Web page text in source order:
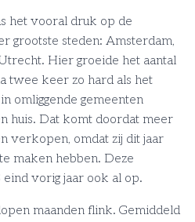
het vooral druk op de
grootste steden: Amsterdam,
Hier groeide het aantal
twee keer zo hard als het
omliggende gemeenten
huis. Dat komt doordat meer
verkopen, omdat zij dit jaar
maken hebben. Deze
vorig jaar ook al op.
maanden flink. Gemiddeld